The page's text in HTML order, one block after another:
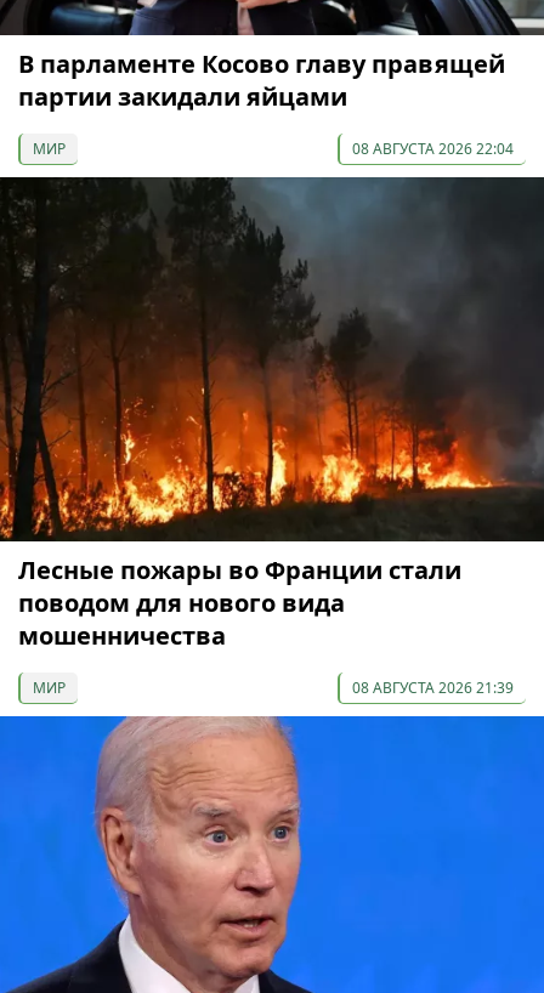
В парламенте Косово главу правящей
партии закидали яйцами
МИР 08 АВГУСТА 2026 22:04
Лесные пожары во Франции стали
поводом для нового вида
мошенничества
МИР 08 АВГУСТА 2026 21:39